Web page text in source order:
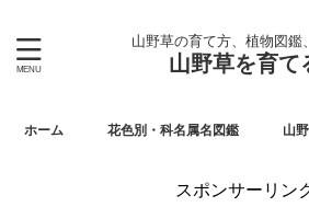
山野草の育て方、植物図鑑
山野草を育て
ホーム 花色別・科名属名図鑑 山
スポンサーリン